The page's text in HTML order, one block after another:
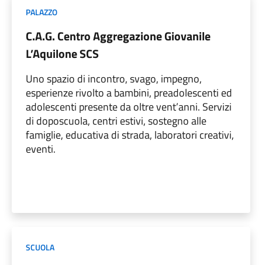
PALAZZO
C.A.G. Centro Aggregazione Giovanile
L’Aquilone SCS
Uno spazio di incontro, svago, impegno,
esperienze rivolto a bambini, preadolescenti ed
adolescenti presente da oltre vent’anni. Servizi
di doposcuola, centri estivi, sostegno alle
famiglie, educativa di strada, laboratori creativi,
eventi.
SCUOLA